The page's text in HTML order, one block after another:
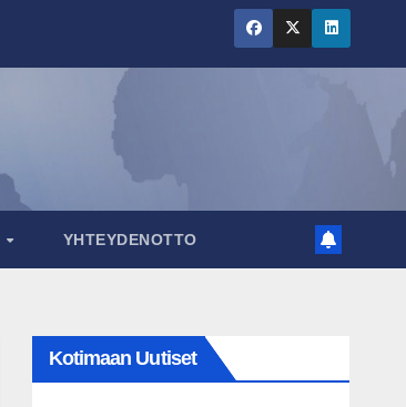
YHTEYDENOTTO
Kotimaan Uutiset